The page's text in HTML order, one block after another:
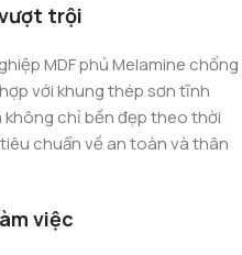
trội
MDF phủ Melamine chống
với khung thép sơn tĩnh
không chỉ bền đẹp theo thời
chuẩn về an toàn và thân
việc